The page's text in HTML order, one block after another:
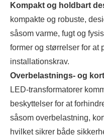
Kompakt og holdbart
kompakte og robuste,
såsom varme, fugt og
former og størrelser for at
installationskrav.
Overbelastnings- og
LED-transformatorer
beskyttelser for at
såsom overbelastning,
hvilket sikrer både